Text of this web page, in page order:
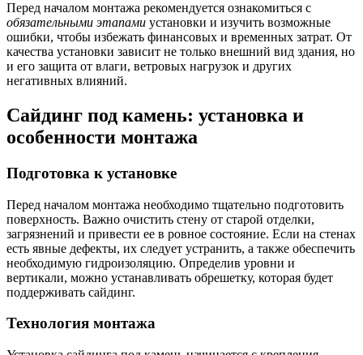
Перед началом монтажа рекомендуется ознакомиться с
обязательными этапами установки и изучить возможные
ошибки, чтобы избежать финансовых и временных затрат. От
качества установки зависит не только внешний вид здания, но
и его защита от влаги, ветровых нагрузок и других
негативных влияний.
Сайдинг под камень: установка и
особенности монтажа
Подготовка к установке
Перед началом монтажа необходимо тщательно подготовить
поверхность. Важно очистить стену от старой отделки,
загрязнений и привести ее в ровное состояние. Если на стенах
есть явные дефекты, их следует устранить, а также обеспечить
необходимую гидроизоляцию. Определив уровни и
вертикали, можно устанавливать обрешетку, которая будет
поддерживать сайдинг.
Технология монтажа